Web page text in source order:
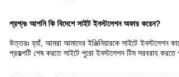
প্রশ্নঃ আপনি কি বিদেশে সাইট ইনস্টলেশন অফার করেন?
উত্তরঃ হ্যাঁ, আমরা আমাদের ইঞ্জিনিয়ারকে সাইটে ইনস্টলেশন
প্রকল্পটি শেষ করতে সাইটে পুরো ইনস্টলেশন টিম সরবরাহ করতে